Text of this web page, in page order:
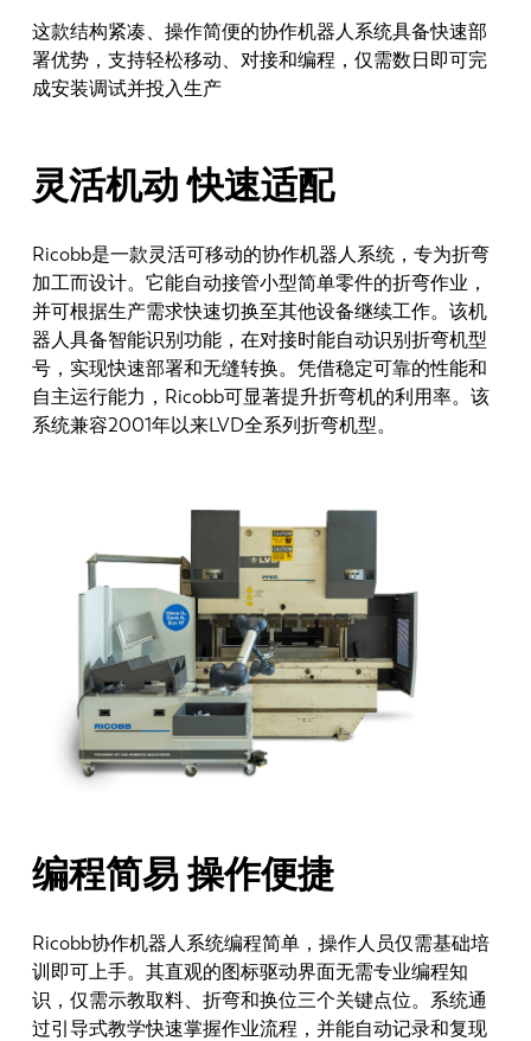
这款结构紧凑、操作简便的协作机器人系统具备快速部
署优势，支持轻松移动、对接和编程，仅需数日即可完
成安装调试并投入生产
灵活机动 快速适配
Ricobb是一款灵活可移动的协作机器人系统，专为折弯
加工而设计。它能自动接管小型简单零件的折弯作业，
并可根据生产需求快速切换至其他设备继续工作。该机
器人具备智能识别功能，在对接时能自动识别折弯机型
号，实现快速部署和无缝转换。凭借稳定可靠的性能和
自主运行能力，Ricobb可显著提升折弯机的利用率。该
系统兼容2001年以来LVD全系列折弯机型。
编程简易 操作便捷
Ricobb协作机器人系统编程简单，操作人员仅需基础培
训即可上手。其直观的图标驱动界面无需专业编程知
识，仅需示教取料、折弯和换位三个关键点位。系统通
过引导式教学快速掌握作业流程，并能自动记录和复现
行业和解决方案
招贤纳士